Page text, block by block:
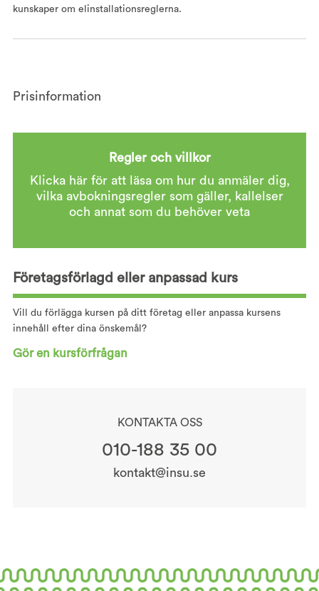
kunskaper om elinstallationsreglerna.
Prisinformation
Regler och villkor
Klicka här för att läsa om hur du anmäler dig,
vilka avbokningsregler som gäller, kallelser
och annat som du behöver veta
Företagsförlagd eller anpassad kurs
Vill du förlägga kursen på ditt företag eller anpassa kursens
innehåll efter dina önskemål?
Gör en kursförfrågan
KONTAKTA OSS
010-188 35 00
kontakt@insu.se